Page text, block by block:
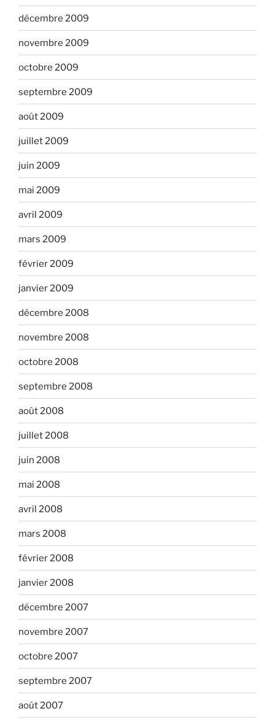
décembre 2009
novembre 2009
octobre 2009
septembre 2009
août 2009
juillet 2009
juin 2009
mai 2009
avril 2009
mars 2009
février 2009
janvier 2009
décembre 2008
novembre 2008
octobre 2008
septembre 2008
août 2008
juillet 2008
juin 2008
mai 2008
avril 2008
mars 2008
février 2008
janvier 2008
décembre 2007
novembre 2007
octobre 2007
septembre 2007
août 2007